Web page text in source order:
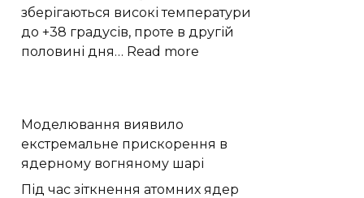
води
на
Марсі
зберігаються високі температури
до +38 градусів, проте в другій
половині дня… Read more
раптові
дощі:
якою
Моделювання виявило
екстремальне прискорення в
ядерному вогняному шарі
Під час зіткнення атомних ядер